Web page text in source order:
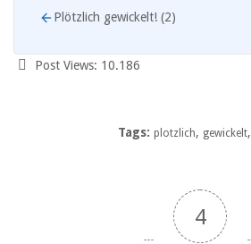
Plötzlich gewickelt! (2)
Post Views: 10.186
Tags: plotzlich, gewickelt,
4